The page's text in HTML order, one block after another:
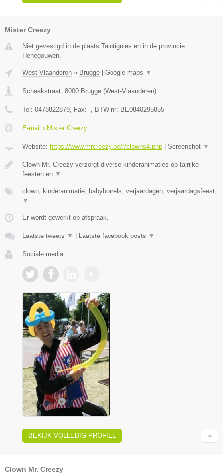
Mister Creezy
Niet gevestigd in de plaats Taintignies en in de provincie
Henegouwen.
West-Vlaanderen » Brugge Google maps ▼
Schaakstraat, 8000 Brugge (West-Vlaanderen)
Tel: 0478822879, Fax: -, BTW-nr: BE0840295855
E-mail › Mister Creezy
Website: https://www.mrcreezy.be/r/clowns4.php Screenshot ▼
Clown Mr. Creezy verzorgt diverse kinderanimaties op talrijke
feesten en ▼
clown, kinderanimatie, babyborrels, verjaardagen, verjaardagsfeest,
▼
Er wordt gewerkt op afspraak.
Laatste tweets ▼ Laatste facebook posts ▼
Sociale media:
BEKIJK VOLLEDIG PROFIEL
Clown Mr. Creezy